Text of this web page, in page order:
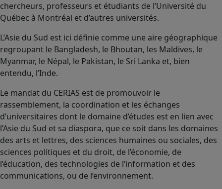
chercheurs, professeurs et étudiants de l’Université du
Québec à Montréal et d’autres universités.
L’Asie du Sud est ici définie comme une aire géographique
regroupant le Bangladesh, le Bhoutan, les Maldives, le
Myanmar, le Népal, le Pakistan, le Sri Lanka et, bien
entendu, l’Inde.
Le mandat du CERIAS est de promouvoir le
rassemblement, la coordination et les échanges
d’universitaires dont le domaine d’études est en lien avec
l’Asie du Sud et sa diaspora, que ce soit dans les domaines
des arts et lettres, des sciences humaines ou sociales, des
sciences politiques et du droit, de l’économie, de
l’éducation, des technologies de l’information et des
communications, ou de l’environnement.